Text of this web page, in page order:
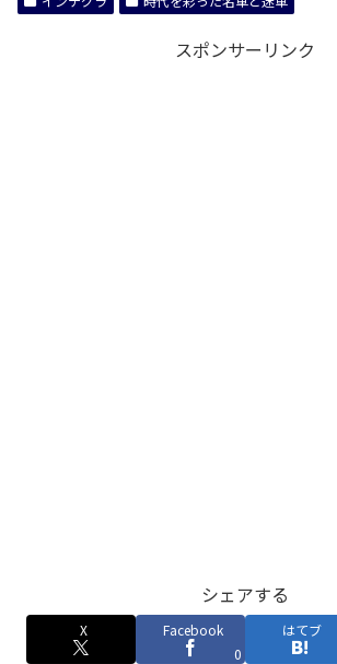
スポンサーリンク
シェアする
X
Facebook
0
はてブ